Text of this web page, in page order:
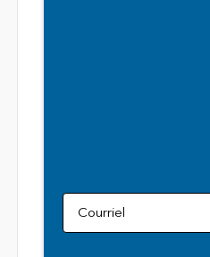
Courriel